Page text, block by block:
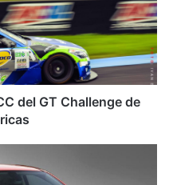
del GT Challenge de